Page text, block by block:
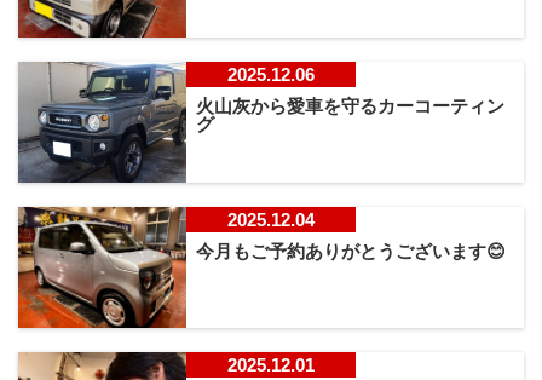
2025.12.06
火山灰から愛車を守るカーコーティン
グ
2025.12.04
今月もご予約ありがとうございます😊
2025.12.01